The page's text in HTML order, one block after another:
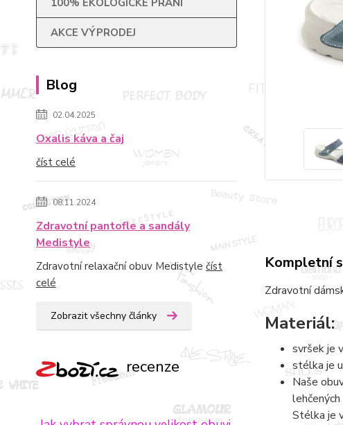
100% EKOLOGICKÉ PRANÍ
AKCE VÝPRODEJ
Blog
02.04.2025
Oxalis káva a čaj
číst celé
08.11.2024
Zdravotní pantofle a sandály
Medistyle
Zdravotní relaxační obuv Medistyle číst
celé
Zobrazit všechny články
recenze
Kompletní
Zdravotní
Materiál:
svršek je
stélka je
Naše
Stélka je